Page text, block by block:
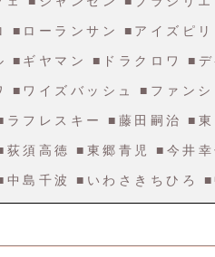
■ローランサン ■アイズピリ
■ギヤマン ■ドラクロワ ■
■ワイズバッシュ ■ファン
ラフレスキー ■藤田嗣治 ■
荻須高徳 ■東郷青児 ■今井
中島千波 ■いわさきちひろ